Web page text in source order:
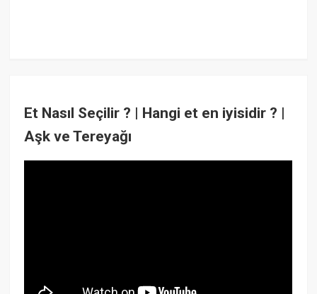
Et Nasıl Seçilir ? | Hangi et en iyisidir ? |
Aşk ve Tereyağı